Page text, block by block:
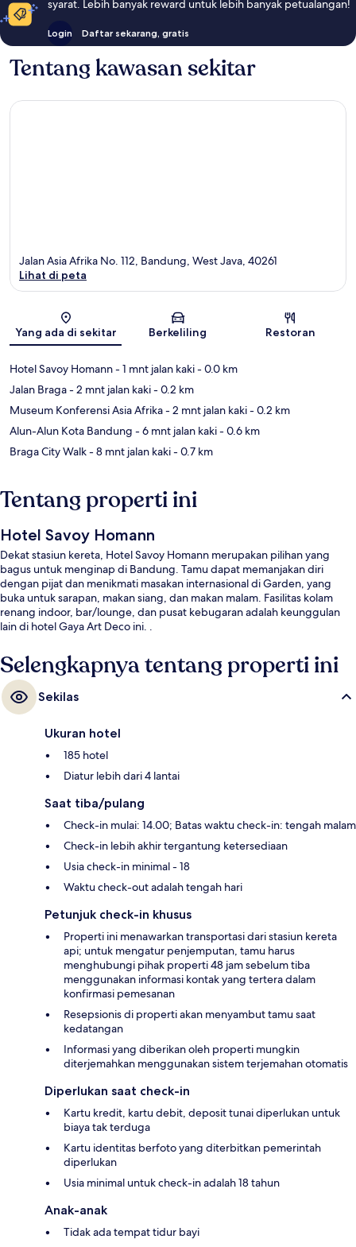
syarat. Lebih banyak reward untuk lebih banyak petualangan!
Login Daftar sekarang, gratis
Tentang kawasan sekitar
Peta
Jalan Asia Afrika No. 112, Bandung, West Java, 40261
Lihat di peta
Yang ada di sekitar Berkeliling Restoran
Hotel Savoy Homann- 1 mnt jalan kaki- 0.0 km
Jalan Braga- 2 mnt jalan kaki- 0.2 km
Museum Konferensi Asia Afrika- 2 mnt jalan kaki- 0.2 km
Alun-Alun Kota Bandung - 6 mnt jalan kaki- 0.6 km
Braga City Walk- 8 mnt jalan kaki- 0.7 km
Tentang properti ini
Hotel Savoy Homann
Dekat stasiun kereta, Hotel Savoy Homann merupakan pilihan yang
bagus untuk menginap di Bandung. Tamu dapat memanjakan diri
dengan pijat dan menikmati masakan internasional di Garden, yang
buka untuk sarapan, makan siang, dan makan malam. Fasilitas kolam
renang indoor, bar/lounge, dan pusat kebugaran adalah keunggulan
lain di hotel Gaya Art Deco ini. .
Selengkapnya tentang properti ini
Sekilas
Ukuran hotel
185 hotel
Diatur lebih dari 4 lantai
Saat tiba/pulang
Check-in mulai: 14.00; Batas waktu check-in: tengah malam
Check-in lebih akhir tergantung ketersediaan
Usia check-in minimal - 18
Waktu check-out adalah tengah hari
Petunjuk check-in khusus
Properti ini menawarkan transportasi dari stasiun kereta
api; untuk mengatur penjemputan, tamu harus
menghubungi pihak properti 48 jam sebelum tiba
menggunakan informasi kontak yang tertera dalam
konfirmasi pemesanan
Resepsionis di properti akan menyambut tamu saat
kedatangan
Informasi yang diberikan oleh properti mungkin
diterjemahkan menggunakan sistem terjemahan otomatis
Diperlukan saat check-in
Kartu kredit, kartu debit, deposit tunai diperlukan untuk
biaya tak terduga
Kartu identitas berfoto yang diterbitkan pemerintah
diperlukan
Usia minimal untuk check-in adalah 18 tahun
Anak-anak
Tidak ada tempat tidur bayi